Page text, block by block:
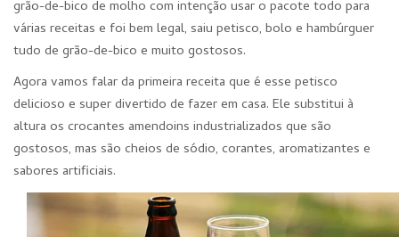
grão-de-bico de molho com intenção usar o pacote todo para
várias receitas e foi bem legal, saiu petisco, bolo e hambúrguer
tudo de grão-de-bico e muito gostosos.
Agora vamos falar da primeira receita que é esse petisco
delicioso e super divertido de fazer em casa. Ele substitui à
altura os crocantes amendoins industrializados que são
gostosos, mas são cheios de sódio, corantes, aromatizantes e
sabores artificiais.